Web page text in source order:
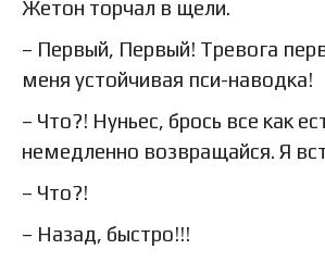
Жетон торчал в щели.
– Первый, Первый! Тревога
меня устойчивая пси-наводка!
– Что?! Нуньес, брось все как
немедленно возвращайся. Я
– Что?!
– Назад, быстро!!!